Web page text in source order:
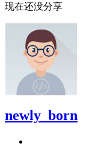
现在还没分享
newly_born